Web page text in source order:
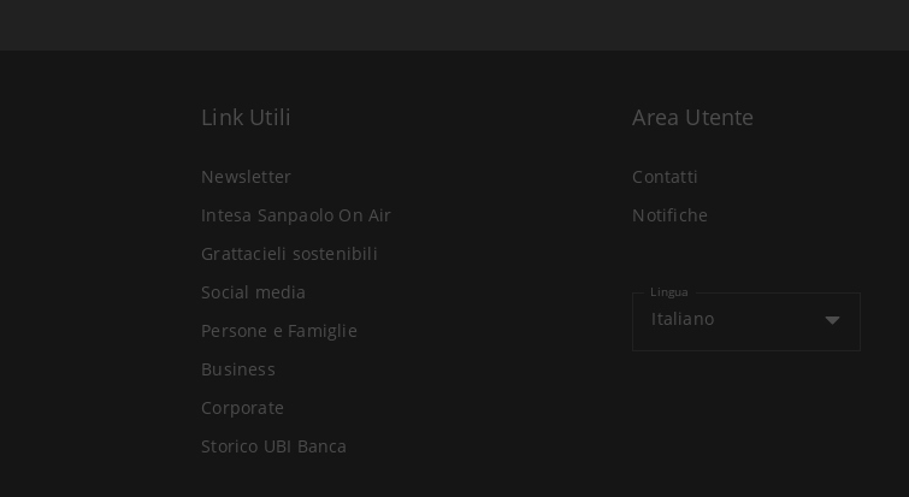
Link Utili
Newsletter
Intesa Sanpaolo On Air
Grattacieli sostenibili
Social media
Persone e Famiglie
Business
Corporate
Storico UBI Banca
Area Utente
Contatti
Notifiche
Lingua
Italiano